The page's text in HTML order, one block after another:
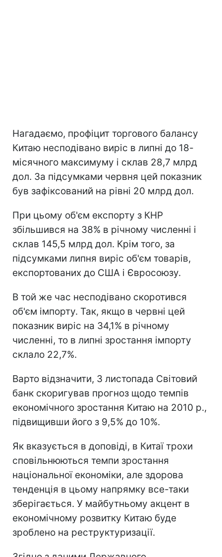
Нагадаємо, профіцит торгового балансу
Китаю несподівано виріс в липні до 18-
місячного максимуму і склав 28,7 млрд
дол. За підсумками червня цей показник
був зафіксований на рівні 20 млрд дол.
При цьому об'єм експорту з КНР
збільшився на 38% в річному численні і
склав 145,5 млрд дол. Крім того, за
підсумками липня виріс об'єм товарів,
експортованих до США і Євросоюзу.
В той же час несподівано скоротився
об'єм імпорту. Так, якщо в червні цей
показник виріс на 34,1% в річному
численні, то в липні зростання імпорту
склало 22,7%.
Варто відзначити, 3 листопада Світовий
банк скоригував прогноз щодо темпів
економічного зростання Китаю на 2010 р.,
підвищивши його з 9,5% до 10%.
Як вказується в доповіді, в Китаї трохи
сповільнюються темпи зростання
національної економіки, але здорова
тенденція в цьому напрямку все-таки
зберігається. У майбутньому акцент в
економічному розвитку Китаю буде
зроблено на реструктуризації.